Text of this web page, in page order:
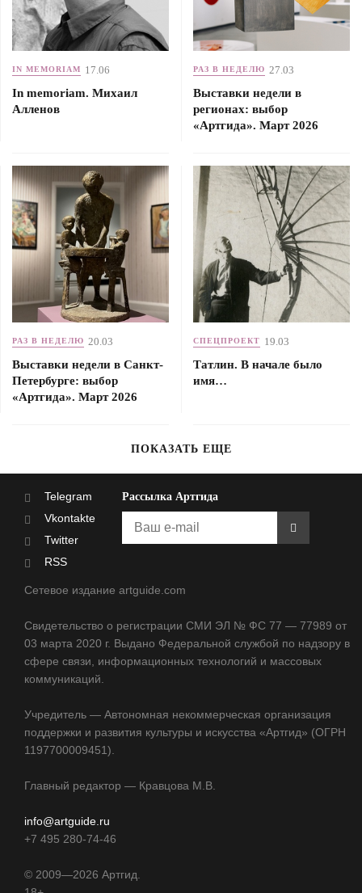
IN MEMORIAM 17.06
In memoriam. Михаил
Алленов
РАЗ В НЕДЕЛЮ 27.03
Выставки недели в
регионах: выбор
«Артгида». Март 2026
РАЗ В НЕДЕЛЮ 20.03
Выставки недели в Санкт-
Петербурге: выбор
«Артгида». Март 2026
СПЕЦПРОЕКТ 19.03
Татлин. В начале было
имя…
ПОКАЗАТЬ ЕЩЕ
Telegram
Vkontakte
Twitter
RSS
Рассылка Артгида
Сетевое издание artguide.com
Свидетельство о регистрации СМИ ЭЛ № ФС 77 — 77989 от
03 марта 2020 г. Выдано Федеральной службой по надзору в
сфере связи, информационных технологий и массовых
коммуникаций.
Учредитель — Автономная некоммерческая организация
поддержки и развития культуры и искусства «Артгид» (ОГРН
1197700009451).
Главный редактор — Кравцова М.В.
info@artguide.ru
+7 495 280-74-46
© 2009—2026 Артгид.